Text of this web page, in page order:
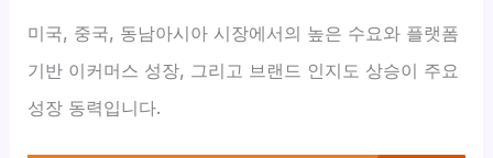
미국, 중국, 동남아시아 시장에서의 높은 수요와 플랫폼
기반 이커머스 성장, 그리고 브랜드 인지도 상승이 주요
성장 동력입니다.